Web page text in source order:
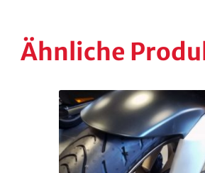
Ähnliche